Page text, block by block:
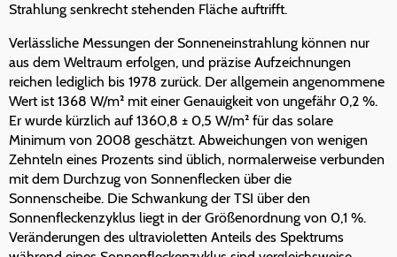
Strahlung senkrecht stehenden Fläche auftrifft.
Verlässliche Messungen der Sonneneinstrahlung können nur
aus dem Weltraum erfolgen, und präzise Aufzeichnungen
reichen lediglich bis 1978 zurück. Der allgemein angenommene
Wert ist 1368 W/m² mit einer Genauigkeit von ungefähr 0,2 %.
Er wurde kürzlich auf 1360,8 ± 0,5 W/m² für das solare
Minimum von 2008 geschätzt. Abweichungen von wenigen
Zehnteln eines Prozents sind üblich, normalerweise verbunden
mit dem Durchzug von Sonnenflecken über die
Sonnenscheibe. Die Schwankung der TSI über den
Sonnenfleckenzyklus liegt in der Größenordnung von 0,1 %.
Veränderungen des ultravioletten Anteils des Spektrums